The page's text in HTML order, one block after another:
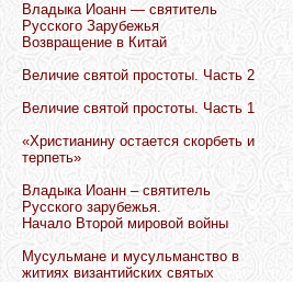
Владыка Иоанн — святитель
Русского Зарубежья
Возвращение в Китай
Величие святой простоты. Часть 2
Величие святой простоты. Часть 1
«Христианину остается скорбеть и
терпеть»
Владыка Иоанн – святитель
Русского зарубежья.
Начало Второй мировой войны
Мусульмане и мусульманство в
житиях византийских святых